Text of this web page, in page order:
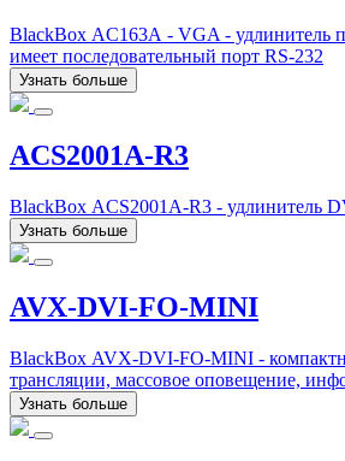
BlackBox AC163A - VGA - удлинитель
имеет последовательный порт RS-232
Узнать больше
ACS2001A-R3
BlackBox ACS2001A-R3 - удлинитель
Узнать больше
AVX-DVI-FO-MINI
BlackBox AVX-DVI-FO-MINI -
трансляции, массовое оповещение,
Узнать больше